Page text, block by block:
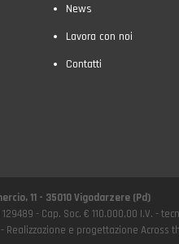
News
Lavora con noi
Contatti
11 - 35010 Vigodarzere (Pd)
- Cap. Soc. € 110.000,00 I.V. -
Realizzazione e progettazione Across